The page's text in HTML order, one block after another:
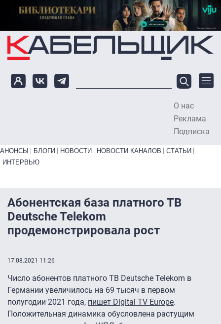
Перейти к основному содержанию
О нас
Реклама
Подписка
Primary links bottom
АНОНСЫ БЛОГИ НОВОСТИ НОВОСТИ КАНАЛОВ
СТАТЬИ
ИНТЕРВЬЮ
Абонентская база платного ТВ
Deutsche Telekom
продемонстрировала рост
17.08.2021 11:26
Число абонентов платного ТВ Deutsche Telekom в
Германии увеличилось на 69 тысяч в первом
полугодии 2021 года, пишет Digital TV Europe.
Положительная динамика обусловлена растущим